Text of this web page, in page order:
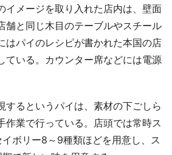
イメージを取り入れた店内は、壁面
舗と同じ木目のテーブルやスチール
はパイのレシピが書かれた本国の店
ている。カウンター席などには電源
るというパイは、素材の下ごしら
作業で行っている。店頭では常時ス
ボリー8～9種類ほどを用意し、ス